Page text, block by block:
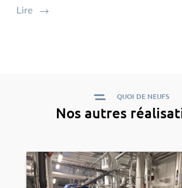
Lire
QUOI DE NEUFS
Nos autres